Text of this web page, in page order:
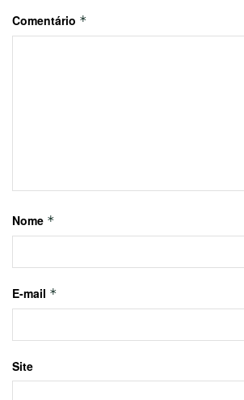
Comentário *
Nome *
E-mail *
Site